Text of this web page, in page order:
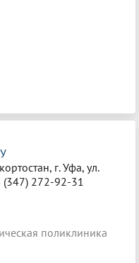
г. Уфа, ул.
(347) 272-92-31
поликлиника